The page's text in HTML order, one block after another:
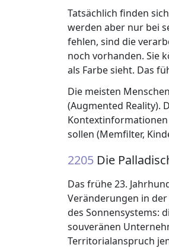
Tatsächlich finden
werden aber nur bei
fehlen, sind die
noch vorhanden. Sie
als Farbe sieht. Das
Die meisten
(Augmented Reality).
sollen (Memfilter,
2205 Die
Das frühe 23.
Veränderungen in
des Sonnensystems:
souveränen
Territorialanspruch